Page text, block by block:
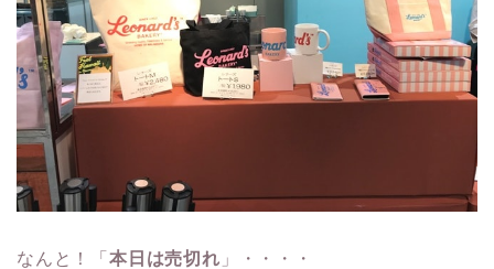
なんと！「 本日は売切れ 」・・・・